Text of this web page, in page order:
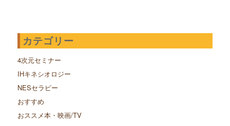
カテゴリー
4次元セミナー
IHキネシオロジー
NESセラピー
おすすめ
おススメ本・映画/TV